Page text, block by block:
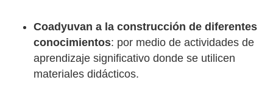
Coadyuvan a la construcción de diferentes
conocimientos: por medio de actividades de
aprendizaje significativo donde se utilicen
materiales didácticos.